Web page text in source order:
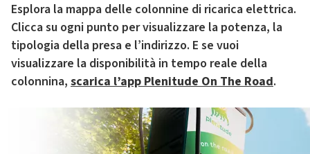
Esplora la mappa delle colonnine di ricarica elettrica.
Clicca su ogni punto per visualizzare la potenza, la
tipologia della presa e l’indirizzo. E se vuoi
visualizzare la disponibilità in tempo reale della
colonnina, scarica l’app Plenitude On The Road.